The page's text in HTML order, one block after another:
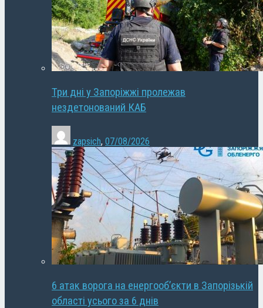
Три дні у Запоріжжі пролежав
нездетонований КАБ
zapsich, 07/08/2026
6 атак ворога на енергооб’єкти в Запорізькій
області усього за 6 днів